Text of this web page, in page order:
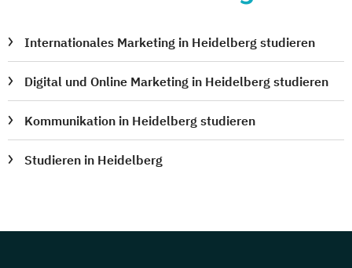
Internationales Marketing in Heidelberg studieren
Digital und Online Marketing in Heidelberg studieren
Kommunikation in Heidelberg studieren
Studieren in Heidelberg